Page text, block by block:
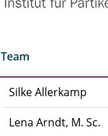
Team
Silke Allerkamp
Lena Arndt, M. Sc.